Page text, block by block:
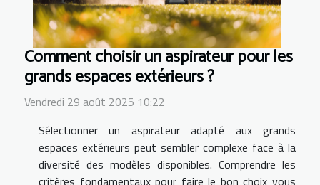
Comment choisir un aspirateur pour les
grands espaces extérieurs ?
Vendredi 29 août 2025 10:22
Sélectionner un aspirateur adapté aux grands
espaces extérieurs peut sembler complexe face à la
diversité des modèles disponibles. Comprendre les
critères fondamentaux pour faire le bon choix vous